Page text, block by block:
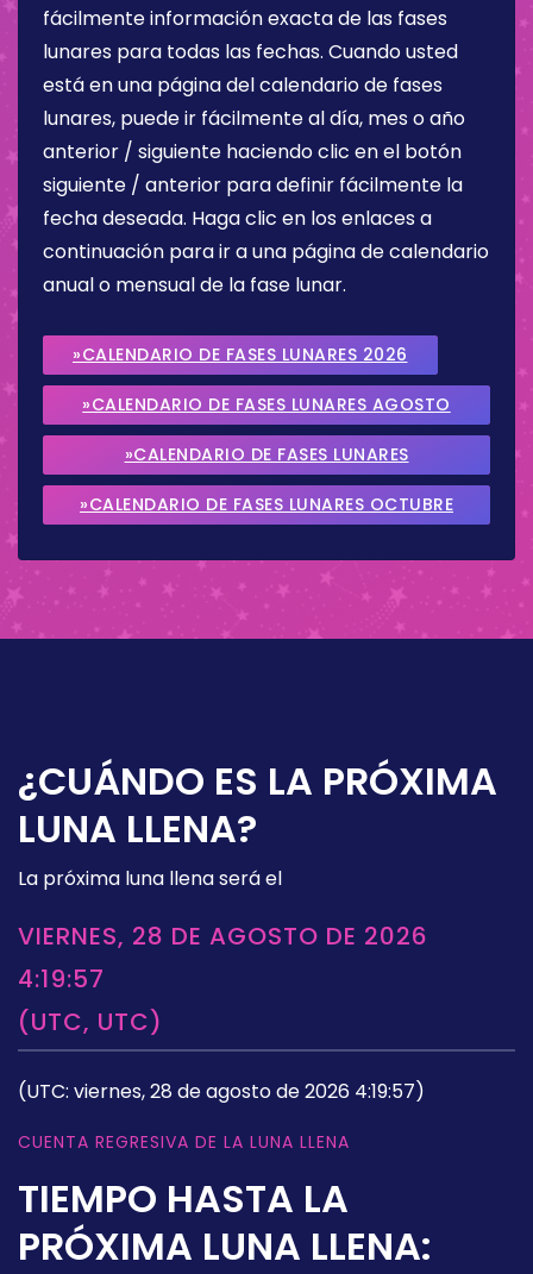
fácilmente información exacta de las fases
lunares para todas las fechas. Cuando usted
está en una página del calendario de fases
lunares, puede ir fácilmente al día, mes o año
anterior / siguiente haciendo clic en el botón
siguiente / anterior para definir fácilmente la
fecha deseada. Haga clic en los enlaces a
continuación para ir a una página de calendario
anual o mensual de la fase lunar.
»CALENDARIO DE FASES LUNARES 2026
»CALENDARIO DE FASES LUNARES AGOSTO
2026
»CALENDARIO DE FASES LUNARES
SEPTIEMBRE 2026
»CALENDARIO DE FASES LUNARES OCTUBRE
¿CUÁNDO ES LA PRÓXIMA
LUNA LLENA?
La próxima luna llena será el
VIERNES, 28 DE AGOSTO DE 2026
4:19:57
(UTC, UTC)
(UTC: viernes, 28 de agosto de 2026 4:19:57)
CUENTA REGRESIVA DE LA LUNA LLENA
TIEMPO HASTA LA
PRÓXIMA LUNA LLENA: